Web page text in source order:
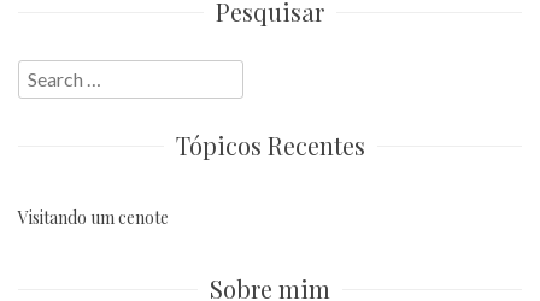
Pesquisar
Search
for:
Tópicos Recentes
Visitando um cenote
Sobre mim